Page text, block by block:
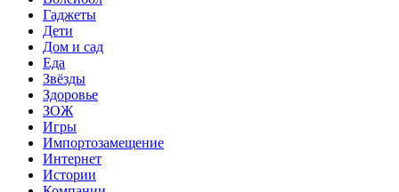
Гаджеты
Дети
Дом и сад
Еда
Звёзды
Здоровье
ЗОЖ
Игры
Импортозамещение
Интернет
Истории